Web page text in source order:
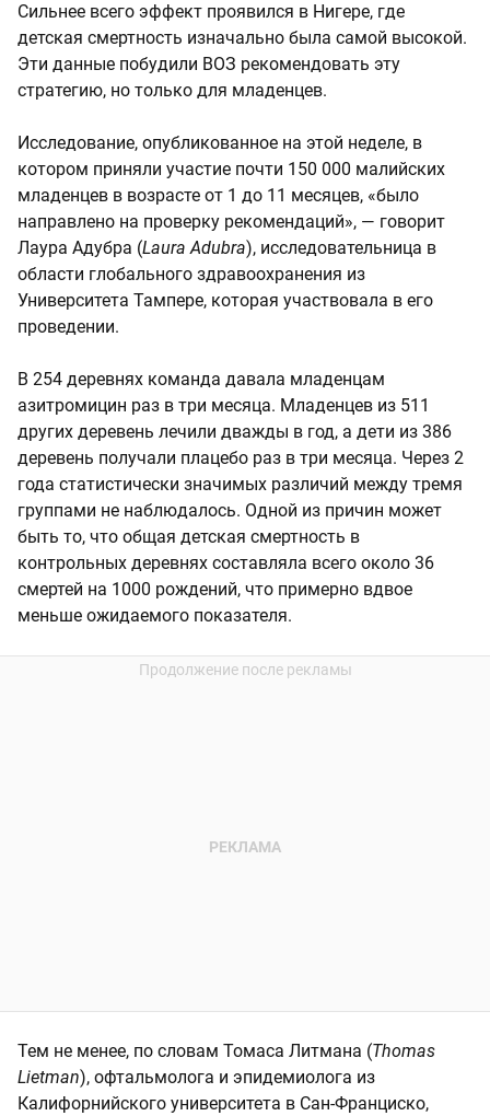
Сильнее всего эффект проявился в Нигере, где
детская смертность изначально была самой высокой.
Эти данные побудили ВОЗ рекомендовать эту
стратегию, но только для младенцев.
Исследование, опубликованное на этой неделе, в
котором приняли участие почти 150 000 малийских
младенцев в возрасте от 1 до 11 месяцев, «было
направлено на проверку рекомендаций», — говорит
Лаура Адубра (Laura Adubra), исследовательница в
области глобального здравоохранения из
Университета Тампере, которая участвовала в его
проведении.
В 254 деревнях команда давала младенцам
азитромицин раз в три месяца. Младенцев из 511
других деревень лечили дважды в год, а дети из 386
деревень получали плацебо раз в три месяца. Через 2
года статистически значимых различий между тремя
группами не наблюдалось. Одной из причин может
быть то, что общая детская смертность в
контрольных деревнях составляла всего около 36
смертей на 1000 рождений, что примерно вдвое
меньше ожидаемого показателя.
Тем не менее, по словам Томаса Литмана (Thomas
Lietman), офтальмолога и эпидемиолога из
Калифорнийского университета в Сан-Франциско,